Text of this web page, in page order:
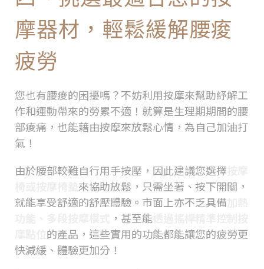
摩器材，輕鬆緩解腰痠
疲勞
您也有腰痠的困擾嗎？不妨利用按摩來幫助紓解工
作和運動帶來的勞累不適！就算是生理期期間的腰
部痠痛，也能藉由按摩來放鬆心情，為自己加油打
氣！
由於腰部較難自行用手按壓，因此建議您選擇
來協助放鬆，只需坐著、按下開關，
就能享受舒適的舒壓體驗。市面上亦不乏具備
，甚至能
的產品，這些實用的功能都能讓您的疲勞更
快減緩、體驗更加分！